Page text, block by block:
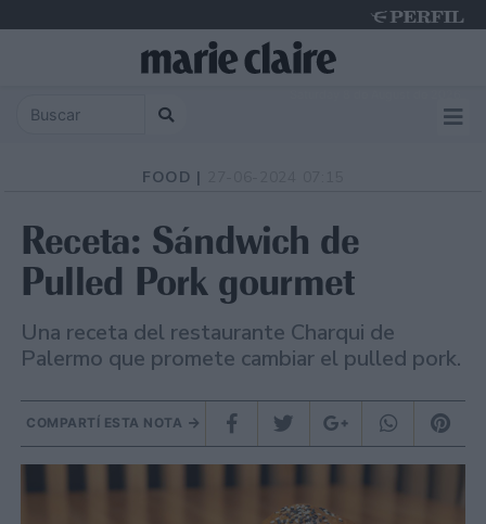
FOOD |
Receta: Sándwich de
Pulled Pork gourmet
Una receta del restaurante Charqui de
Palermo que promete cambiar el pulled pork.
COMPARTÍ ESTA NOTA